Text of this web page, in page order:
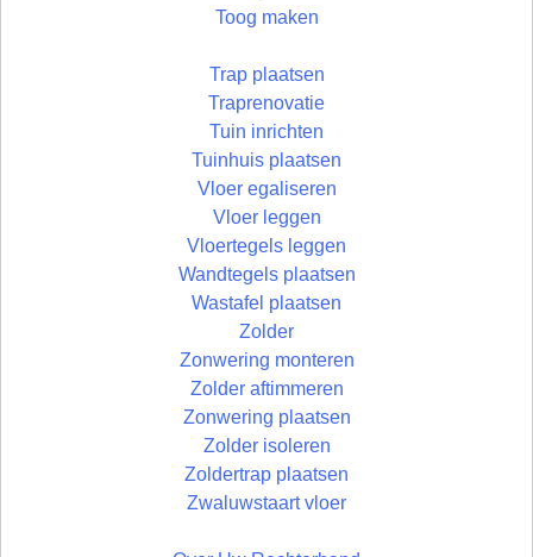
Toog maken
Trap plaatsen
Traprenovatie
Tuin inrichten
Tuinhuis plaatsen
Vloer egaliseren
Vloer leggen
Vloertegels leggen
Wandtegels plaatsen
Wastafel plaatsen
Zolder
Zonwering monteren
Zolder aftimmeren
Zonwering plaatsen
Zolder isoleren
Zoldertrap plaatsen
Zwaluwstaart vloer